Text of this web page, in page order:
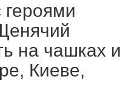
на чашках и
Киеве,